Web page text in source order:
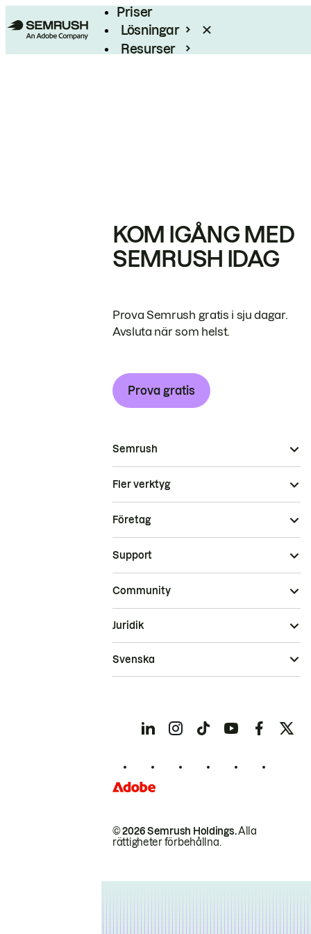
Priser
Lösningar
Resurser
KOM IGÅNG MED
SEMRUSH IDAG
Prova Semrush gratis i sju dagar.
Avsluta när som helst.
Prova gratis
Semrush
Fler verktyg
Företag
Support
Community
© 2026 Semrush Holdings.Alla
rättigheter förbehållna.
Juridik
Svenska